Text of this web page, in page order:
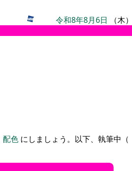
令和8年8月6日 （木）
配色 にしましょう。以下、執筆中（